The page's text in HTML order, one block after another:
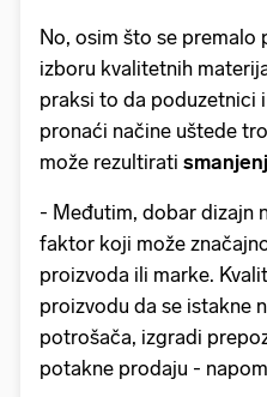
No, osim što se
izboru kvalitetnih
praksi to da poduzetnici
pronaći načine uštede
može rezultirati
- Međutim, dobar dizajn
faktor koji može
proizvoda ili marke.
proizvodu da se istakne
potrošača, izgradi
potakne prodaju -